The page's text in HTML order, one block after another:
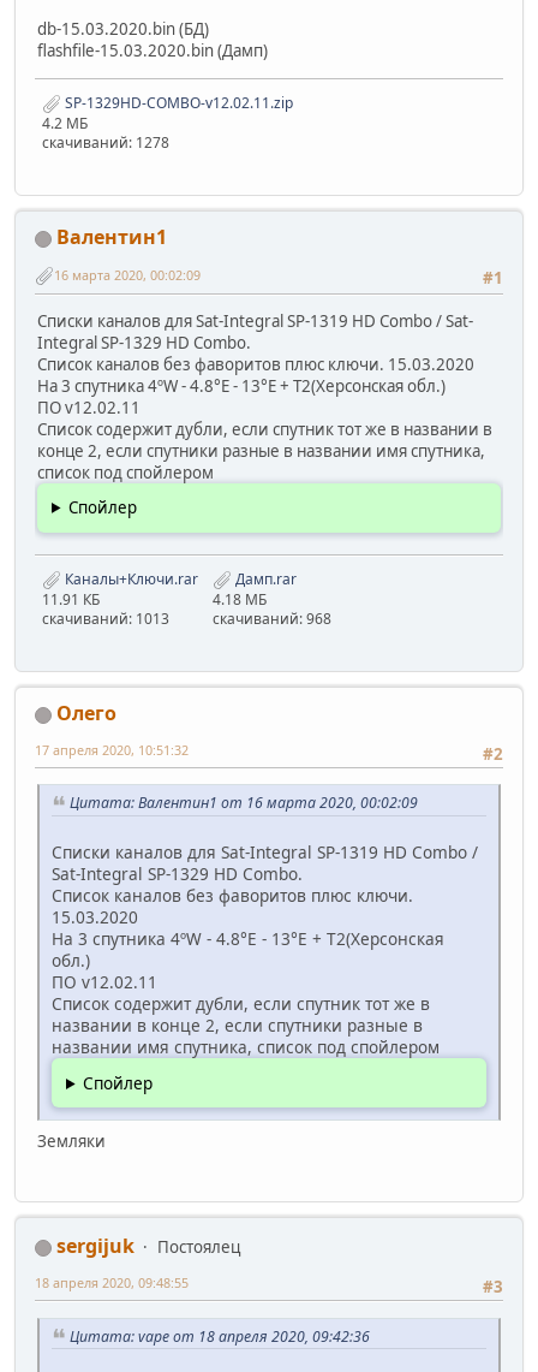
db-15.03.2020.bin (БД)
flashfile-15.03.2020.bin (Дамп)
SP-1329HD-COMBO-v12.02.11.zip
4.2 МБ
скачиваний: 1278
Валентин1
#1
16 марта 2020, 00:02:09
Списки каналов для Sat-Integral SP-1319 HD Combo / Sat-
Integral SP-1329 HD Combo.
Список каналов без фаворитов плюс ключи. 15.03.2020
На 3 спутника 4ºW - 4.8°E - 13°E + T2(Херсонская обл.)
ПО v12.02.11
Список содержит дубли, если спутник тот же в названии в
конце 2, если спутники разные в названии имя спутника,
список под спойлером
Спойлер
Каналы+Ключи.rar
11.91 КБ
скачиваний: 1013
Дамп.rar
4.18 МБ
скачиваний: 968
Олего
#2
17 апреля 2020, 10:51:32
Цитата: Валентин1 от 16 марта 2020, 00:02:09
Списки каналов для Sat-Integral SP-1319 HD Combo /
Sat-Integral SP-1329 HD Combo.
Список каналов без фаворитов плюс ключи.
15.03.2020
На 3 спутника 4ºW - 4.8°E - 13°E + T2(Херсонская
обл.)
ПО v12.02.11
Список содержит дубли, если спутник тот же в
названии в конце 2, если спутники разные в
названии имя спутника, список под спойлером
Спойлер
Земляки
sergijuk
Постоялец
#3
18 апреля 2020, 09:48:55
Цитата: vape от 18 апреля 2020, 09:42:36